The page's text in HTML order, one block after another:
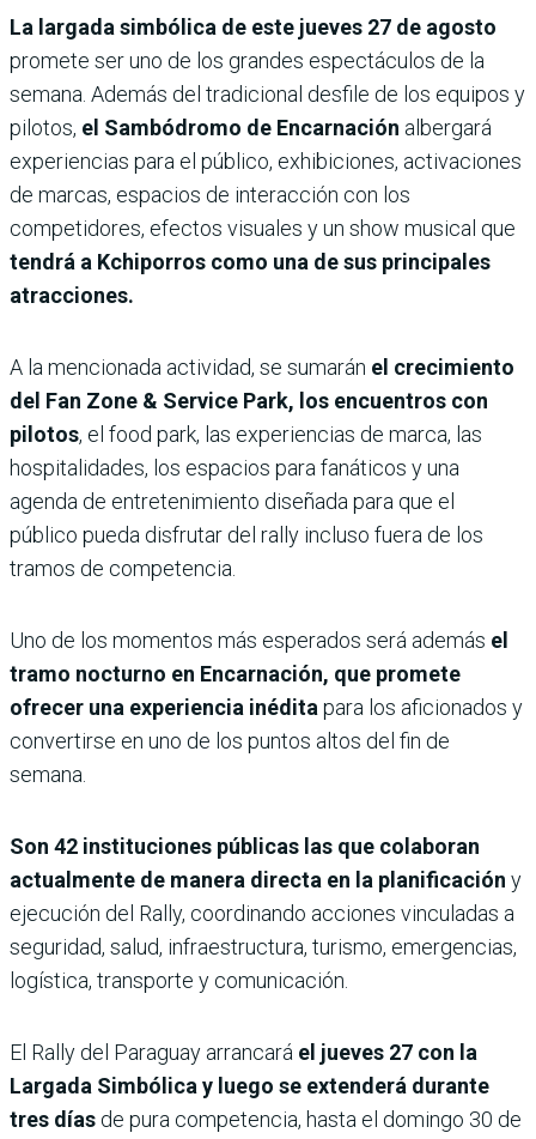
La largada simbólica de este jueves 27 de agosto
promete ser uno de los grandes espectáculos de la
semana. Además del tradicional desfile de los equipos y
pilotos, el Sambódromo de Encarnación albergará
experiencias para el público, exhibiciones, activaciones
de marcas, espacios de interacción con los
competidores, efectos visuales y un show musical que
tendrá a Kchiporros como una de sus principales
atracciones.
A la mencionada actividad, se sumarán el crecimiento
del Fan Zone & Service Park, los encuentros con
pilotos, el food park, las experiencias de marca, las
hospitalidades, los espacios para fanáticos y una
agenda de entretenimiento diseñada para que el
público pueda disfrutar del rally incluso fuera de los
tramos de competencia.
Uno de los momentos más esperados será además el
tramo nocturno en Encarnación, que promete
ofrecer una experiencia inéditapara los aficionados y
convertirse en uno de los puntos altos del fin de
semana.
Son 42 instituciones públicas las que colaboran
actualmente de manera directa en la planificación y
ejecución del Rally, coordinando acciones vinculadas a
seguridad, salud, infraestructura, turismo, emergencias,
logística, transporte y comunicación.
El Rally del Paraguay arrancará el jueves 27 con la
Largada Simbólica y luego se extenderá durante
tres días de pura competencia, hasta el domingo 30 de